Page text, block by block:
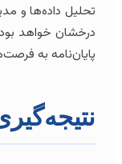
تحلیل داده‌ها و
درخشان خواهد بود.
پایان‌نامه به
نتیجه‌گیری